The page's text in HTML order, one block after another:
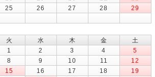
25 26 27 28
29
火 水 木 金
土
1
2 3 4
5
8 9 10 11
12
15 16 17 18
19